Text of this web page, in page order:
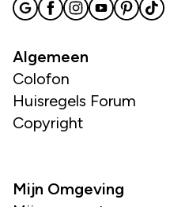
Algemeen
Colofon
Huisregels Forum
Copyright
Mijn Omgeving